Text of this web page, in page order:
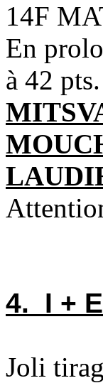
14F
En
à 42 pts.
4. I +
Joli